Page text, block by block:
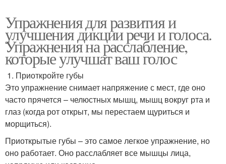
Упражнения для развития и
улучшения дикции речи и голоса.
Упражнения на расслабление,
которые улучшат ваш голос
1. Приоткройте губы
Это упражнение снимает напряжение с мест, где оно
часто прячется – челюстных мышц, мышц вокруг рта и
глаз (когда рот открыт, мы перестаем щуриться и
морщиться).
Приоткрытые губы – это самое легкое упражнение, но
оно работает. Оно расслабляет все мышцы лица,